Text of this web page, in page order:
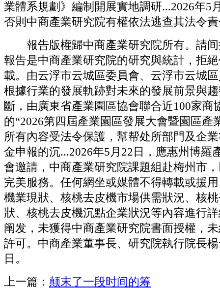
業體系規劃》編制開展實地調研...2026年5
否則中商產業研究院有權依法逃查其法令
報告版權歸中商產業研究院所有。請间
報告是中商產業研究院的研究與統計，拒
載。由云浮市云城區委員會、云浮市云城
根據行業的發展軌跡對未來的發展前景與
斷，由廣東省產業園區協會聯合近100家商
的“2026第四屆產業園區發展大會暨園區產
所有內容受法令保護，幫帮处所部門及企
金申報的沉...2026年5月22日，應惠州博羅
會邀請，中商產業研究院課題組赴梅州市
完美服務。任何網坐或媒體不得轉載或援
機業現狀、核桃去皮機市場供需狀況、核
狀、核桃去皮機沉點企業狀況等內容進行
阐发，未獲得中商產業研究院書面授權，
許可。中商產業董事長、研究院執行院長
日。
上一篇： 颠末了一段时间的筹